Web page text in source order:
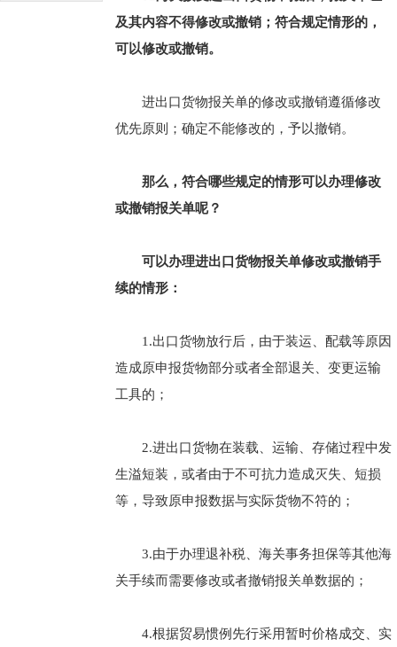
及其内容不得修改或撤销；符合规定情形的，
可以修改或撤销。
进出口货物报关单的修改或撤销遵循修改
优先原则；确定不能修改的，予以撤销。
那么，符合哪些规定的情形可以办理修改
或撤销报关单呢？
可以办理进出口货物报关单修改或撤销手
续的情形：
1.出口货物放行后，由于装运、配载等原因
造成原申报货物部分或者全部退关、变更运输
工具的；
2.进出口货物在装载、运输、存储过程中发
生溢短装，或者由于不可抗力造成灭失、短损
等，导致原申报数据与实际货物不符的；
3.由于办理退补税、海关事务担保等其他海
关手续而需要修改或者撤销报关单数据的；
4.根据贸易惯例先行采用暂时价格成交、实